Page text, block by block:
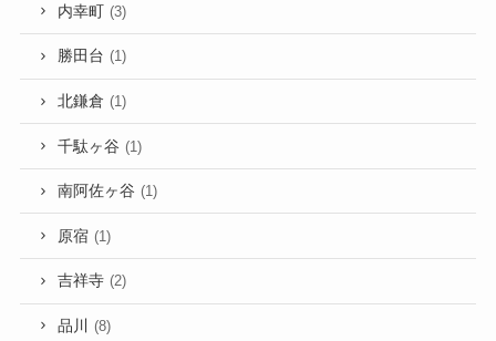
内幸町 (3)
勝田台 (1)
北鎌倉 (1)
千駄ヶ谷 (1)
南阿佐ヶ谷 (1)
原宿 (1)
吉祥寺 (2)
品川 (8)